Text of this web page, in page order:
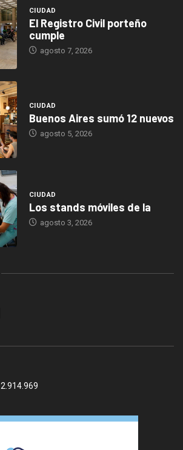
CIUDAD
El Registro Civil porteño
cumple
agosto 7, 2026
CIUDAD
Buenos Aires sumó 12 nuevos
agosto 5, 2026
CIUDAD
Los stands móviles de la
agosto 3, 2026
2.914.969